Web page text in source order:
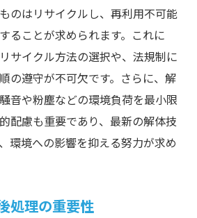
の解体手法とは
学ぶ解体後処理
ドリーな解体技術の紹介
解体プロジェクト事例
した解体計画のメリット
体後処理手法
ける法令遵守の重要性
のはリサイクルし、再利用不可能
ることが求められます。これに
サイクル方法の選択や、法規制に
の遵守が不可欠です。さらに、解
音や粉塵などの環境負荷を最小限
配慮も重要であり、最新の解体技
環境への影響を抑える努力が求め
処理の重要性